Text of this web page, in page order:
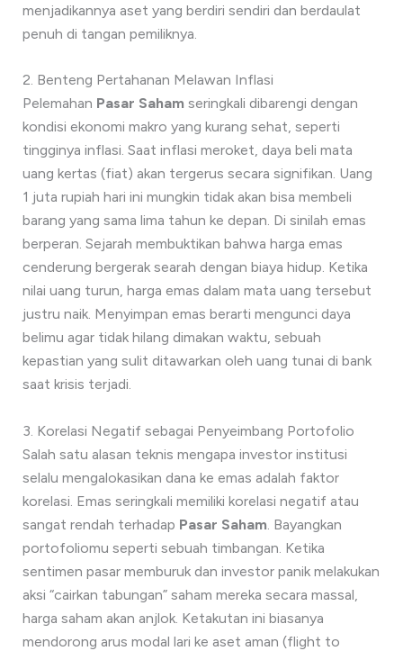
menjadikannya aset yang berdiri sendiri dan berdaulat
penuh di tangan pemiliknya.
2. Benteng Pertahanan Melawan Inflasi
Pelemahan Pasar Saham seringkali dibarengi dengan
kondisi ekonomi makro yang kurang sehat, seperti
tingginya inflasi. Saat inflasi meroket, daya beli mata
uang kertas (fiat) akan tergerus secara signifikan. Uang
1 juta rupiah hari ini mungkin tidak akan bisa membeli
barang yang sama lima tahun ke depan. Di sinilah emas
berperan. Sejarah membuktikan bahwa harga emas
cenderung bergerak searah dengan biaya hidup. Ketika
nilai uang turun, harga emas dalam mata uang tersebut
justru naik. Menyimpan emas berarti mengunci daya
belimu agar tidak hilang dimakan waktu, sebuah
kepastian yang sulit ditawarkan oleh uang tunai di bank
saat krisis terjadi.
3. Korelasi Negatif sebagai Penyeimbang Portofolio
Salah satu alasan teknis mengapa investor institusi
selalu mengalokasikan dana ke emas adalah faktor
korelasi. Emas seringkali memiliki korelasi negatif atau
sangat rendah terhadap Pasar Saham. Bayangkan
portofoliomu seperti sebuah timbangan. Ketika
sentimen pasar memburuk dan investor panik melakukan
aksi “cairkan tabungan” saham mereka secara massal,
harga saham akan anjlok. Ketakutan ini biasanya
mendorong arus modal lari ke aset aman (flight to